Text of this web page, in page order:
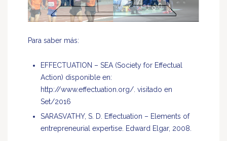
Para saber más:
EFFECTUATION – SEA (Society for Effectual
Action) disponible en:
http://www.effectuation.org/ . visitado en
Set/2016
SARASVATHY, S. D. Effectuation – Elements of
entrepreneurial expertise. Edward Elgar, 2008.